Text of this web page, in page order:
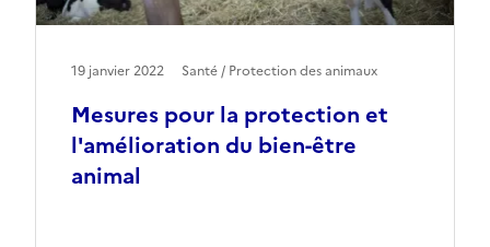
Mesures pour la protection et
l'amélioration du bien-être
animal
19 janvier 2022 Santé / Protection des animaux